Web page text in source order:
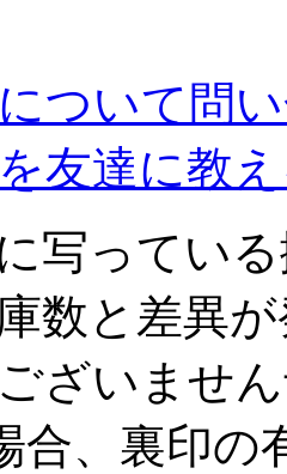
ついて問
友達に教
写ってい
数と差異
ざいませ
合、裏印の